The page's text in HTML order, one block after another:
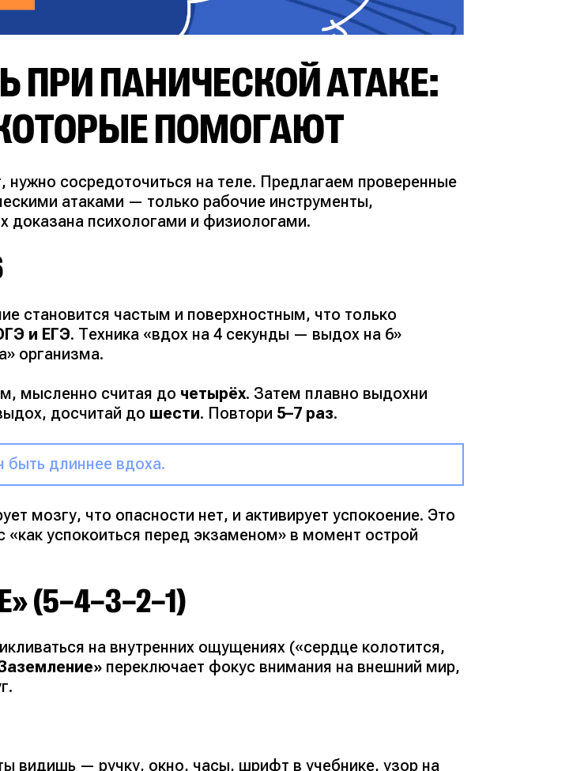
ПРИ ПАНИЧЕСКОЙ АТАКЕ:
ПОМОГАЮТ
нужно сосредоточиться на теле. Предлагаем проверенные
атаками — только рабочие инструменты,
доказана психологами и физиологами.
становится частым и поверхностным, что только
и ЕГЭ. Техника «вдох на 4 секунды — выдох на 6»
организма.
мысленно считая до четырёх. Затем плавно выдохни
досчитай до шести. Повтори 5–7 раз.
длиннее вдоха.
мозгу, что опасности нет, и активирует успокоение. Это
«как успокоиться перед экзаменом» в момент острой
(5–4–3–2–1)
на внутренних ощущениях («сердце колотится,
переключает фокус внимания на внешний мир,
видишь — ручку, окно, часы, шрифт в учебнике, узор на